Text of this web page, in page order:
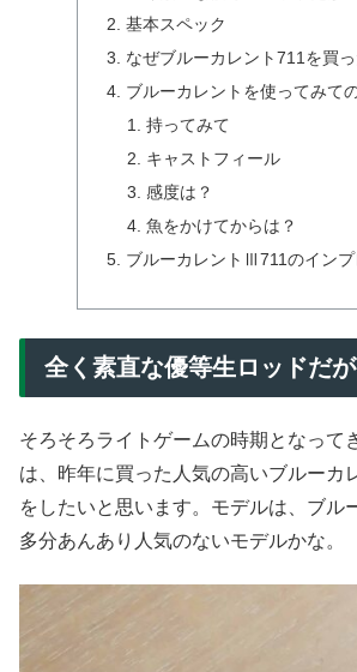
基本スペック
なぜブルーカレント711を買
ブルーカレントを使ってみて
持ってみて
キャストフィール
感度は？
魚をかけてからは？
ブルーカレントⅢ711のインプ
全く素直な優等生ロッドだが
そろそろライトゲームの時期となって
は、昨年に買った人気の高いブルーカ
をしたいと思います。モデルは、ブル
多分あんあり人気のないモデルかな。